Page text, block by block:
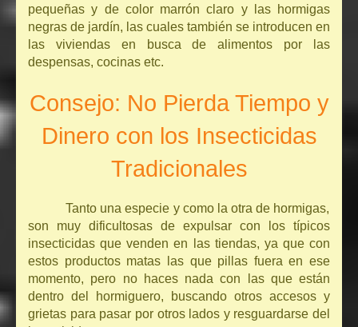
pequeñas y de color marrón claro y las hormigas
negras de jardín, las cuales también se introducen en
las viviendas en busca de alimentos por las
despensas, cocinas etc.
Consejo: No Pierda Tiempo y
Dinero con los Insecticidas
Tradicionales
Tanto una especie y como la otra de hormigas,
son muy dificultosas de expulsar con los típicos
insecticidas que venden en las tiendas, ya que con
estos productos matas las que pillas fuera en ese
momento, pero no haces nada con las que están
dentro del hormiguero, buscando otros accesos y
grietas para pasar por otros lados y resguardarse del